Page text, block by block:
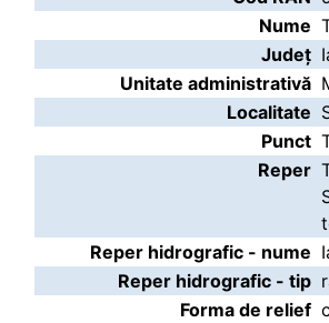
Nume
Județ
Unitate administrativă
Localitate
Punct
Reper
Reper hidrografic - nume
Reper hidrografic - tip
Forma de relief